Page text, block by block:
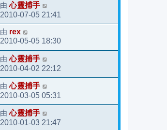
由心靈捕手
2010-07-05 21:41
由 rex
2010-05-05 18:30
由心靈捕手
2010-04-02 22:12
由心靈捕手
2010-03-05 05:31
由心靈捕手
2010-01-03 21:47